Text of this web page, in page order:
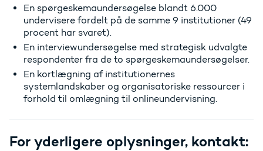
En spørgeskemaundersøgelse blandt 6.000
undervisere fordelt på de samme 9 institutioner (49
procent har svaret).
En interviewundersøgelse med strategisk udvalgte
respondenter fra de to spørgeskemaundersøgelser.
En kortlægning af institutionernes
systemlandskaber og organisatoriske ressourcer i
forhold til omlægning til onlineundervisning.
For yderligere oplysninger, kontakt: